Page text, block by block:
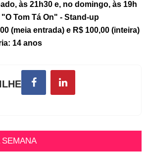
às 21h30 e, no domingo, às 19h
Tom Tá On" - Stand-up
(meia entrada) e R$ 100,00 (inteira)
14 anos